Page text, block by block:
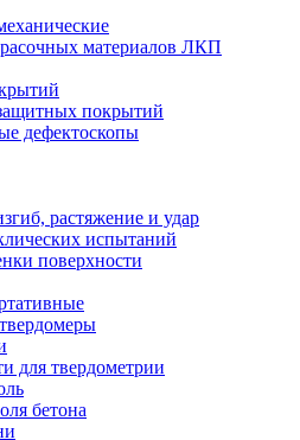
материалов ЛКП
покрытий
дефектоскопы
растяжение и удар
испытаний
поверхности
для твердометрии
бетона